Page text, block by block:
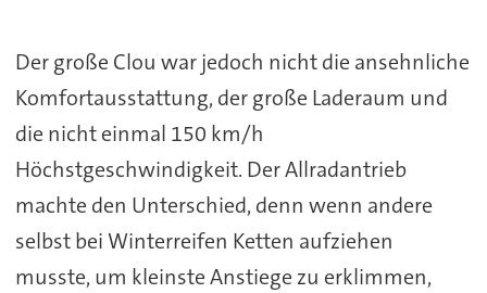
Der große Clou war jedoch nicht die ansehnliche
Komfortausstattung, der große Laderaum und
die nicht einmal 150 km/h
Höchstgeschwindigkeit. Der Allradantrieb
machte den Unterschied, denn wenn andere
selbst bei Winterreifen Ketten aufziehen
musste, um kleinste Anstiege zu erklimmen,